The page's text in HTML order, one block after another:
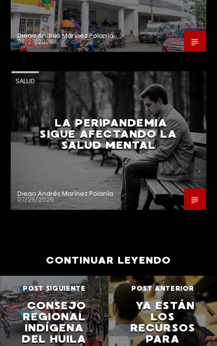
Diego Andrés Marínez Polanía
07/27/2026
SALUD
LA PERIPANDEMIA
SIGUE AFECTANDO LA
SALUD MENTAL
Diego Andrés Marínez Polanía
07/25/2026
CONTINUAR LEYENDO
POST SIGUIENTE
CONSEJO
REGIONAL
INDÍGENA
DEL HUILA
POST ANTERIOR
YA ESTÁN
LOS
RECURSOS
PARA